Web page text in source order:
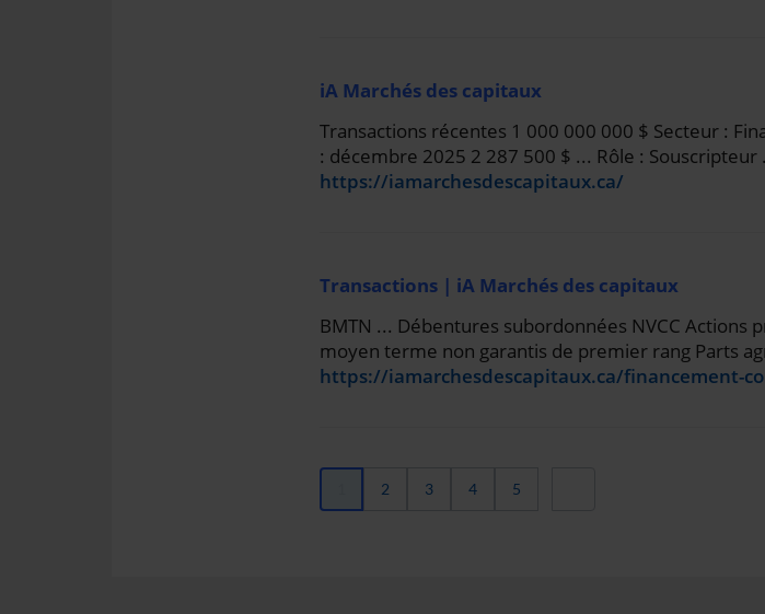
iA Marchés des capitaux
Transactions récentes 1 000 000 000 $ Secteur :
: décembre 2025 2 287 500 $ ... Rôle : Souscripteur
https://iamarchesdescapitaux.ca/
Transactions | iA Marchés des capitaux
BMTN ... Débentures subordonnées NVCC Actions
moyen terme non garantis de premier rang Parts
https://iamarchesdescapitaux.ca/financement-
2 3 4 5